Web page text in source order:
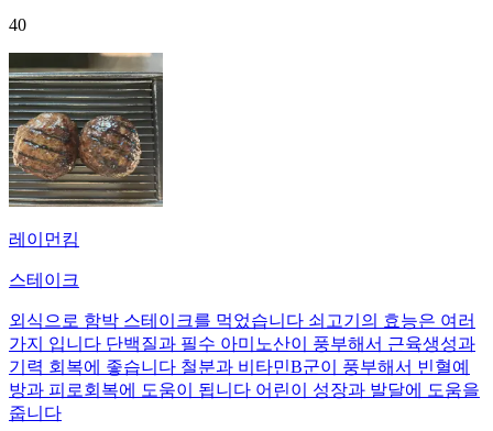
40
레이먼킴
스테이크
외식으로 함박 스테이크를 먹었습니다 쇠고기의 효능은 여러
가지 입니다 단백질과 필수 아미노산이 풍부해서 근육생성과
기력 회복에 좋습니다 철분과 비타민B군이 풍부해서 빈혈예
방과 피로회복에 도움이 됩니다 어린이 성장과 발달에 도움을
줍니다